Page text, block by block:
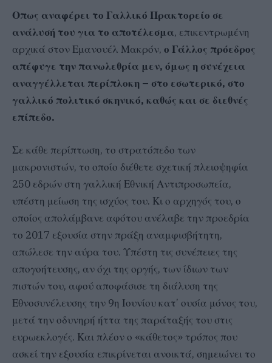
Οπως αναφέρει το Γαλλικό Πρακτορείο σε
ανάλυσή του για το αποτέλεσμα, επικεντρωμένη
αρχικά στον Εμανουέλ Μακρόν, ο Γάλλος πρόεδρος
απέφυγε την πανωλεθρία μεν, όμως η συνέχεια
αναγγέλλεται περίπλοκη – στο εσωτερικό, στο
γαλλικό πολιτικό σκηνικό, καθώς και σε διεθνές
επίπεδο.
Σε κάθε περίπτωση, το στρατόπεδο των
μακρονιστών, το οποίο διέθετε σχετική πλειοψηφία
250 εδρών στη γαλλική Εθνική Αντιπροσωπεία,
υπέστη μείωση της ισχύος του. Κι ο αρχηγός του, ο
οποίος απολάμβανε αφότου ανέλαβε την προεδρία
το 2017 εξουσία στην πράξη αναμφισβήτητη,
απώλεσε την αύρα του. Υπέστη τις συνέπειες της
απογοήτευσης, αν όχι της οργής, των ίδιων των
πιστών του, αφού αποφάσισε τη διάλυση της
Εθνοσυνέλευσης την 9η Ιουνίου κατ’ ουσία μόνος του,
μετά την οδυνηρή ήττα της παράταξής του στις
ευρωεκλογές. Και πλέον ο «κάθετος» τρόπος που
ασκεί την εξουσία επικρίνεται ανοικτά, σημειώνει το